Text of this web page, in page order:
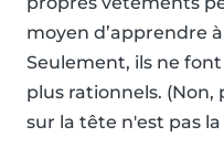
moyen d’apprendre
Seulement, ils ne
plus rationnels.
sur la tête n'est pas